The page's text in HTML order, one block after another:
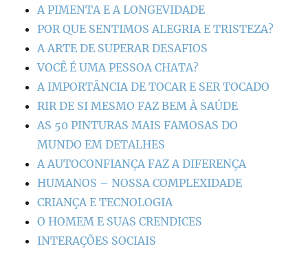
A PIMENTA E A LONGEVIDADE
POR QUE SENTIMOS ALEGRIA E TRISTEZA?
A ARTE DE SUPERAR DESAFIOS
VOCÊ É UMA PESSOA CHATA?
A IMPORTÂNCIA DE TOCAR E SER TOCADO
RIR DE SI MESMO FAZ BEM À SAÚDE
AS 50 PINTURAS MAIS FAMOSAS DO
MUNDO EM DETALHES
A AUTOCONFIANÇA FAZ A DIFERENÇA
HUMANOS – NOSSA COMPLEXIDADE
CRIANÇA E TECNOLOGIA
O HOMEM E SUAS CRENDICES
INTERAÇÕES SOCIAIS